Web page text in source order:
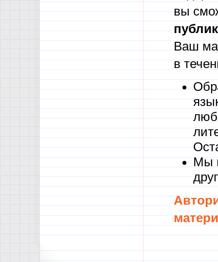
вы
Ваш
в
Мы